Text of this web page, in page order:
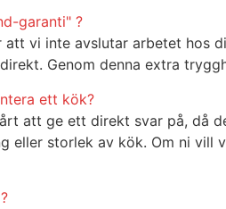
garanti" ?
att vi inte avslutar arbetet hos
Genom denna extra
ett kök?
att ge ett direkt svar på, då
eller storlek av kök. Om ni